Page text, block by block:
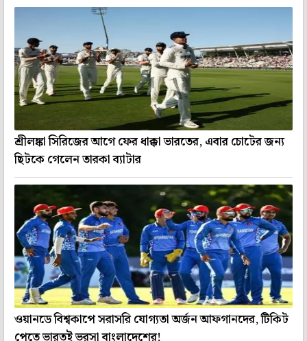
শ্রীলঙ্কা সিরিজের আগে ফের ধাক্কা ভারতের, এবার চোটের জন্য
ছিটকে গেলেন তারকা ব্যাটার
ওয়ানডে বিশ্বকাপে সরাসরি যোগ্যতা অর্জন আফগানদের, টিকিট